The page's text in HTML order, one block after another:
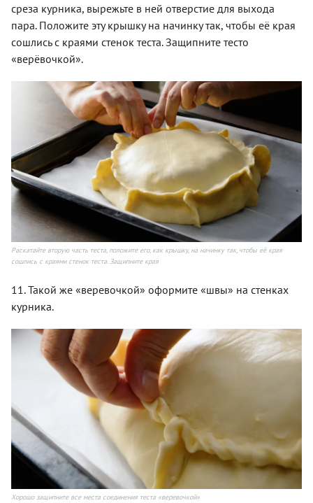
среза курника, вырежьте в ней отверстие для выхода
пара. Положите эту крышку на начинку так, чтобы её края
сошлись с краями стенок теста. Защипните тесто
«верёвочкой».
Раскатайте вторую часть теста, положите его, как крышку, на начинку так, чтобы её края
сошлись с краями стенок теста. Защипните края
11. Такой же «веревочкой» оформите «швы» на стенках
курника.
Хорошо защипните все места соединения теста «веревочкой»